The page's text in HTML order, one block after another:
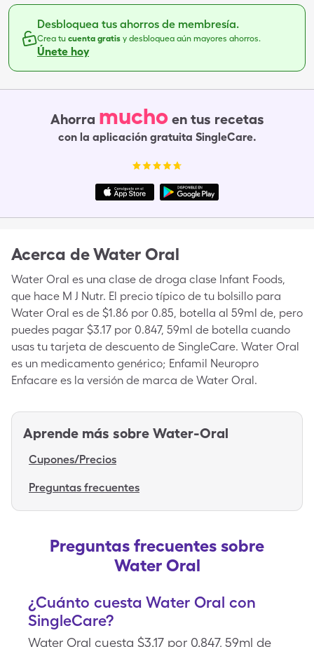
Desbloquea tus ahorros de membresía.
Crea tu cuenta gratis y desbloquea aún mayores ahorros.
Únete hoy
Ahorra mucho en tus recetas
con la aplicación gratuita SingleCare.
Acerca deWater Oral
Water Oral es una clase de droga clase Infant Foods,
que hace M J Nutr. El precio típico de tu bolsillo para
Water Oral es de $1.86 por 0.85, botella al 59ml de, pero
puedes pagar $3.17 por 0.847, 59ml de botella cuando
usas tu tarjeta de descuento de SingleCare. Water Oral
es un medicamento genérico; Enfamil Neuropro
Enfacare es la versión de marca de Water Oral.
Aprende más sobre Water-Oral
Cupones/Precios
Preguntas frecuentes
Preguntas frecuentes sobre
Water Oral
¿Cuánto cuesta Water Oral con
SingleCare?
Water Oral cuesta $3.17 por 0.847, 59ml de